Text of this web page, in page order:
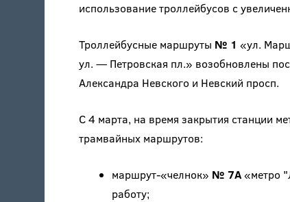
использование троллейбусов с
Троллейбусные маршруты № 1 «ул.
ул. — Петровская пл.» возобновлены
Александра Невского и Невский просп.
С 4 марта, на время закрытия станции
трамвайных маршрутов:
маршрут-«челнок» № 7А«метро
работу;